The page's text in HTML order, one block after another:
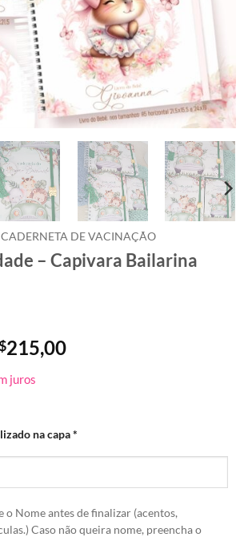
CADERNETA DE VACINAÇÃO
– Capivara Bailarina
215,00O
juros
na capa*
Nome antes de finalizar (acentos,
Caso não queira nome, preencha o